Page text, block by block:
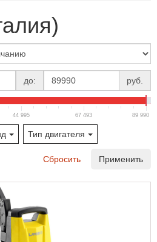
до: руб.
44 995 67 493 89 990
Тип двигателя
Сбросить Применить